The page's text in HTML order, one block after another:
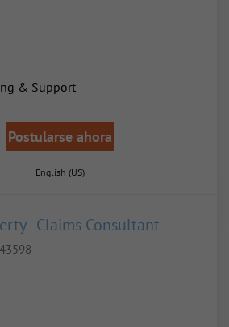
& Support
Postularse ahora
English (US)
- Claims Consultant
43598